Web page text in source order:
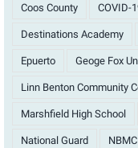
Coos County COVID-
Destinations Academy
Epuerto Geoge Fox
Linn Benton Community
Marshfield High School
National Guard NBMC